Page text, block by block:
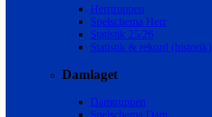
Herrtruppen
Spelschema Herr
Statistik 25/26
Statistik & rekord (historik)
Damlaget
Damtruppen
Spelschema Dam